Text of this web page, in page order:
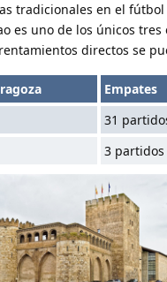
tradicionales en el
es uno de los únicos
directos se
Empates
31
3 partidos